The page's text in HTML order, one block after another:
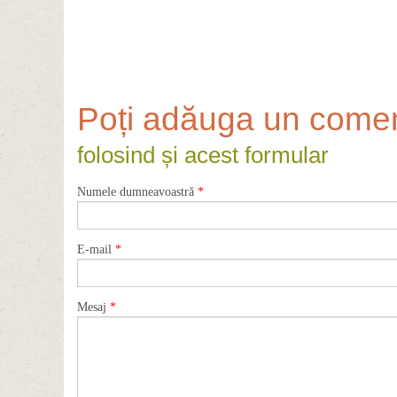
Poți adăuga un
folosind și acest formular
Numele dumneavoastră *
E-mail *
Mesaj *